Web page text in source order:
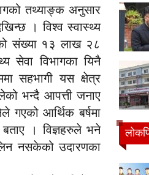
तथ्याङ्क अनुसार
। विश्व स्वास्थ्य
संख्या १३ लाख २८
सेवा विभागका यिनै
सहभागी यस क्षेत्र
भन्दै आपत्ती जनाए
गएको आर्थिक बर्षमा
। विज्ञहरुले भने
नसकेको उदारणका